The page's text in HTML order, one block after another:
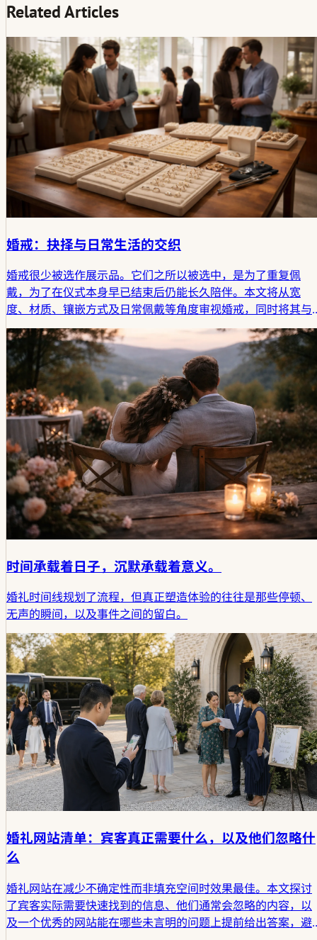
Related Articles
婚戒：抉择与日常生活的交织
婚戒很少被选作展示品。它们之所以被选中，是为了重复佩
戴，为了在仪式本身早已结束后仍能长久陪伴。本文将从宽
度、材质、镶嵌方式及日常佩戴等角度审视婚戒，同时将其与
围绕这类决定时常常伴随的、更为沉静的等待心境相联系。
时间承载着日子，沉默承载着意义。
婚礼时间线规划了流程，但真正塑造体验的往往是那些停顿、
无声的瞬间，以及事件之间的留白。
婚礼网站清单：宾客真正需要什么，以及他们忽略什
么
婚礼网站在减少不确定性而非填充空间时效果最佳。本文探讨
了宾客实际需要快速找到的信息、他们通常会忽略的内容，以
及一个优秀的网站能在哪些未言明的问题上提前给出答案，避